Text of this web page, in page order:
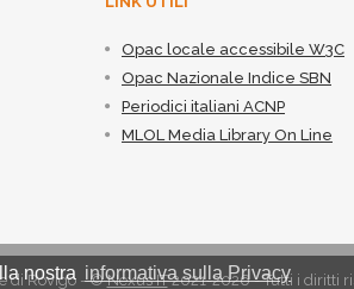
nostra informativa sulla Privacy
Opac locale accessibile W3C
Opac Nazionale Indice SBN
Periodici italiani ACNP
MLOL Media Library On Line
di Rovigo - ©Nexus IT2021-2026 - Tutti i diritti